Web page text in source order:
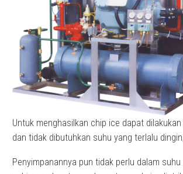
Untuk menghasilkan chip ice dapat
dan tidak dibutuhkan suhu yang terlalu
Penyimpanannya pun tidak perlu dalam